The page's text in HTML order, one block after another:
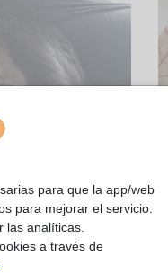
2/10
para que la app/web
para mejorar el servicio.
las analíticas.
a través de